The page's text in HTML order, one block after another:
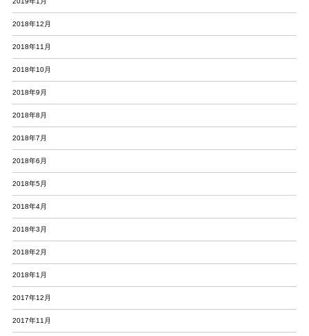
2018年12月
2018年11月
2018年10月
2018年9月
2018年8月
2018年7月
2018年6月
2018年5月
2018年4月
2018年3月
2018年2月
2018年1月
2017年12月
2017年11月